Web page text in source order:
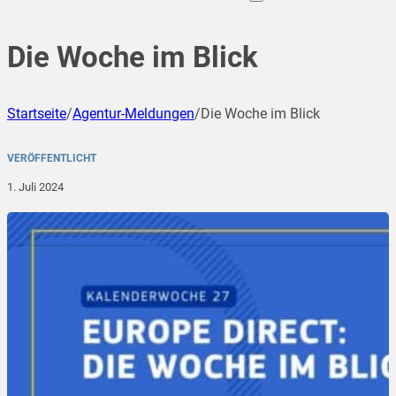
Die Woche im Blick
Startseite/Agentur-Meldungen/Die Woche im Blick
VERÖFFENTLICHT
1. Juli 2024